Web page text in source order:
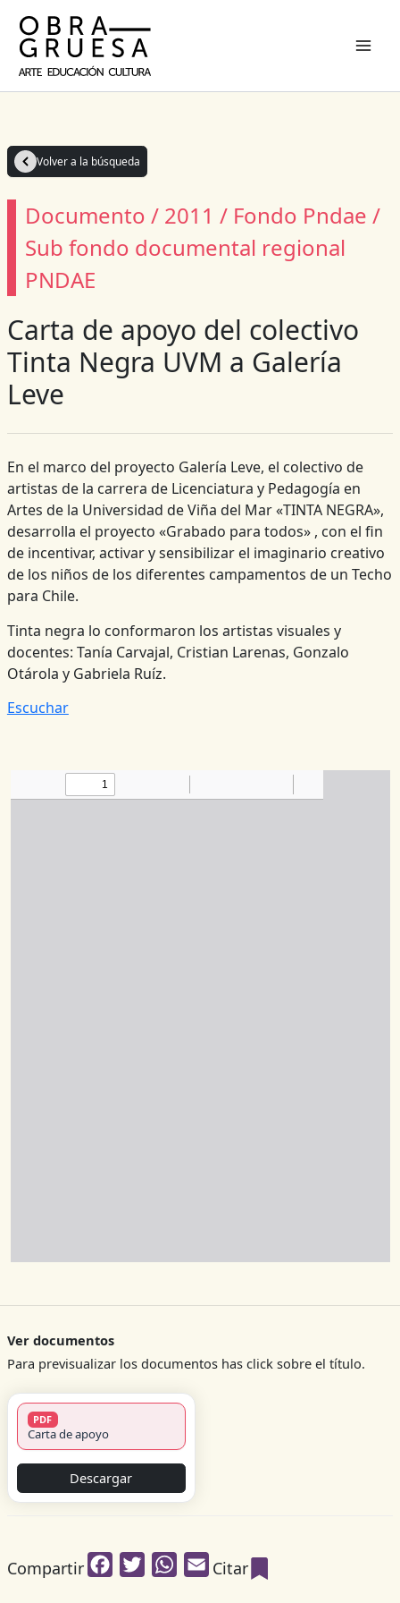
contenido
Volver a la búsqueda
Documento / 2011 / Fondo Pndae /
Sub fondo documental regional
PNDAE
Carta de apoyo del colectivo
Tinta Negra UVM a Galería
Leve
En el marco del proyecto Galería Leve, el colectivo de
artistas de la carrera de Licenciatura y Pedagogía en
Artes de la Universidad de Viña del Mar «TINTA NEGRA»,
desarrolla el proyecto «Grabado para todos» , con el fin
de incentivar, activar y sensibilizar el imaginario creativo
de los niños de los diferentes campamentos de un Techo
para Chile.
Tinta negra lo conformaron los artistas visuales y
docentes: Tanía Carvajal, Cristian Larenas, Gonzalo
Otárola y Gabriela Ruíz.
Escuchar
Ver documentos
Para previsualizar los documentos has click sobre el título.
PDF
Carta de apoyo
Descargar
Compartir FacebookTwitterWhatsApp
Email
Citar